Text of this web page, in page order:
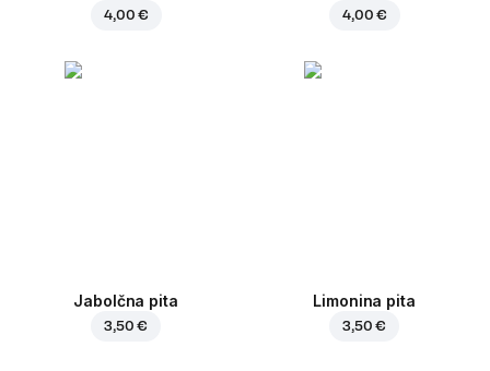
4,00 € 4,00 €
Jabolčna pita
3,50 €
Limonina pita
3,50 €